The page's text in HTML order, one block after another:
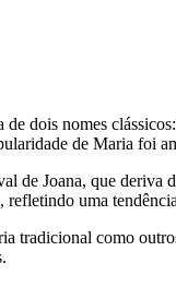
dois nomes
de Maria foi
de Joana, que
uma
tradicional como